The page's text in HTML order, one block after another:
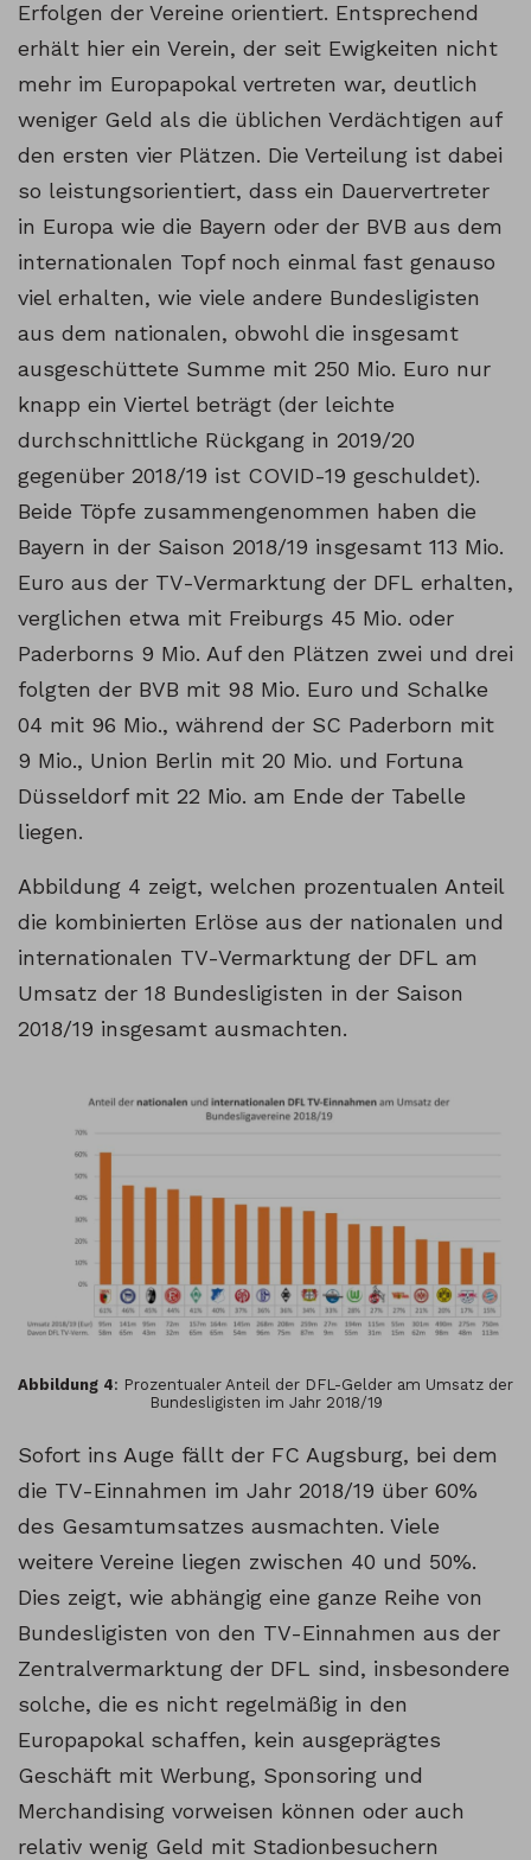
Erfolgen der Vereine orientiert. Entsprechend
erhält hier ein Verein, der seit Ewigkeiten nicht
mehr im Europapokal vertreten war, deutlich
weniger Geld als die üblichen Verdächtigen auf
den ersten vier Plätzen. Die Verteilung ist dabei
so leistungsorientiert, dass ein Dauervertreter
in Europa wie die Bayern oder der BVB aus dem
internationalen Topf noch einmal fast genauso
viel erhalten, wie viele andere Bundesligisten
aus dem nationalen, obwohl die insgesamt
ausgeschüttete Summe mit 250 Mio. Euro nur
knapp ein Viertel beträgt (der leichte
durchschnittliche Rückgang in 2019/20
gegenüber 2018/19 ist COVID-19 geschuldet).
Beide Töpfe zusammengenommen haben die
Bayern in der Saison 2018/19 insgesamt 113 Mio.
Euro aus der TV-Vermarktung der DFL erhalten,
verglichen etwa mit Freiburgs 45 Mio. oder
Paderborns 9 Mio. Auf den Plätzen zwei und drei
folgten der BVB mit 98 Mio. Euro und Schalke
04 mit 96 Mio., während der SC Paderborn mit
9 Mio., Union Berlin mit 20 Mio. und Fortuna
Düsseldorf mit 22 Mio. am Ende der Tabelle
liegen.
Abbildung 4 zeigt, welchen prozentualen Anteil
die kombinierten Erlöse aus der nationalen und
internationalen TV-Vermarktung der DFL am
Umsatz der 18 Bundesligisten in der Saison
2018/19 insgesamt ausmachten.
Abbildung 4: Prozentualer Anteil der DFL-Gelder am Umsatz der
Bundesligisten im Jahr 2018/19
Sofort ins Auge fällt der FC Augsburg, bei dem
die TV-Einnahmen im Jahr 2018/19 über 60%
des Gesamtumsatzes ausmachten. Viele
weitere Vereine liegen zwischen 40 und 50%.
Dies zeigt, wie abhängig eine ganze Reihe von
Bundesligisten von den TV-Einnahmen aus der
Zentralvermarktung der DFL sind, insbesondere
solche, die es nicht regelmäßig in den
Europapokal schaffen, kein ausgeprägtes
Geschäft mit Werbung, Sponsoring und
Merchandising vorweisen können oder auch
relativ wenig Geld mit Stadionbesuchern